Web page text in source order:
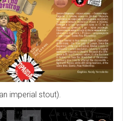
imperial stout).